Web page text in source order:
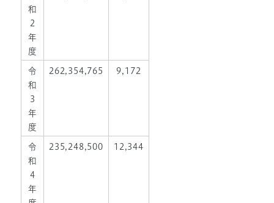
和
2
年
度
令
和
3
年
度
262,354,765 9,172
令
和
4
年
235,248,500 12,344